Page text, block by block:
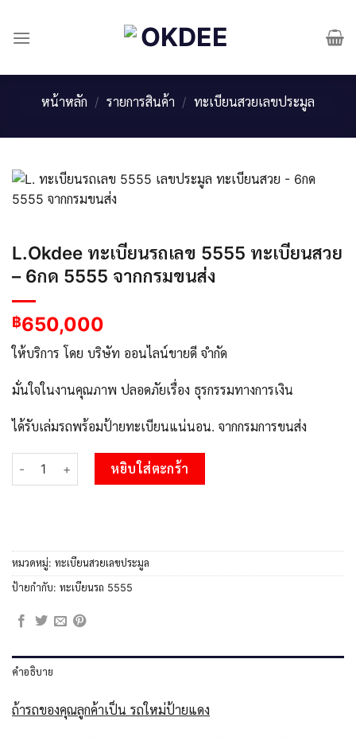
content
หน้าหลัก / รายการสินค้า / ทะเบียนสวยเลขประมูล
L.Okdee ทะเบียนรถเลข 5555 ทะเบียนสวย
– 6กด 5555 จากกรมขนส่ง
฿650,000
ให้บริการ โดย บริษัท ออนไลน์ขายดี จำกัด
มั่นใจในงานคุณภาพ ปลอดภัยเรื่อง ธุรกรรมทางการเงิน
ได้รับเล่มรถพร้อมป้ายทะเบียนแน่นอน. จากกรมการขนส่ง
จำนวน L.Okdee ทะเบียนรถเลข 5555 ทะเบียนสวย - 6กด 5555 จา
หยิบใส่ตะกร้า
หมวดหมู่: ทะเบียนสวยเลขประมูล
ป้ายกำกับ: ทะเบียนรถ 5555
คำอธิบาย
ถ้ารถของคุณลูกค้าเป็น รถใหม่ป้ายแดง